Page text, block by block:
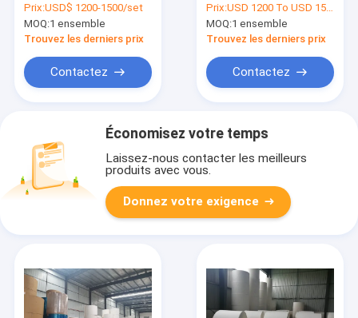
de tasse de papier de
tasse
Prix:USD$ 1200-1500/set
MOQ:1 ensemble
Trouvez les derniers prix
Contactez
pour faire la tasse de
papier
Prix:USD 1200 To USD 1500 Per Set
MOQ:1 ensemble
Trouvez les derniers prix
Contactez
Économisez votre temps
Laissez-nous contacter les meilleurs
produits avec vous.
Donnez votre exigence